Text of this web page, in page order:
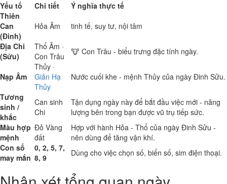
Yếu tố
Chi tiết
Ý nghĩa thực tế
Thiên
Can
(Đinh)
Hỏa Âm
tinh tế, suy tư, nội tâm
Địa Chi
(Sửu)
Thổ Âm ·
Con Trâu
🐮 Con Trâu - biểu trưng đặc tính ngày.
Nạp Âm
Thủy ·
Giản Hạ
Thủy
Nước cuối khe - mệnh Thủy của ngày Đinh Sửu.
Tương
sinh /
khắc
Can sinh
Chi
Tận dụng ngày này để bắt đầu việc mới - năng
lượng bên trong bạn được vũ trụ tiếp sức.
Màu hợp
mệnh
Đỏ Vàng
đất
Hợp với hành Hỏa - Thổ của ngày Đinh Sửu -
nên dùng để tăng vận khí.
Con số
may mắn
0, 2, 5, 7,
8, 9
Dùng cho việc chọn số, biển số, sim điện thoại.